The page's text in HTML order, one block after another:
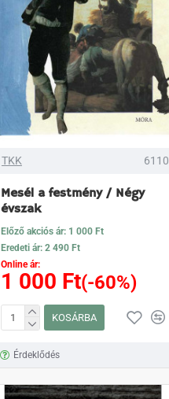
TKK 6110
Mesél a festmény / Négy
évszak
Előző akciós ár: 1 000 Ft
Eredeti ár: 2 490 Ft
Online ár:
1 000 Ft(-60%)
KOSÁRBA
Érdeklődés